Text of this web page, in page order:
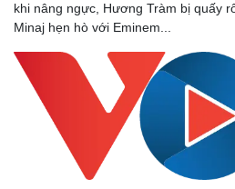
khi nâng ngực, Hương Tràm bị quấy
Minaj hẹn hò với Eminem...